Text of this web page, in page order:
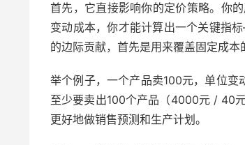
首先，它直接影响你的定价策略。你
变动成本，你才能计算出一个关键指
的边际贡献，首先是用来覆盖固定成本
举个例子，一个产品卖100元，单位
至少要卖出100个产品（4000元 / 40
更好地做销售预测和生产计划。